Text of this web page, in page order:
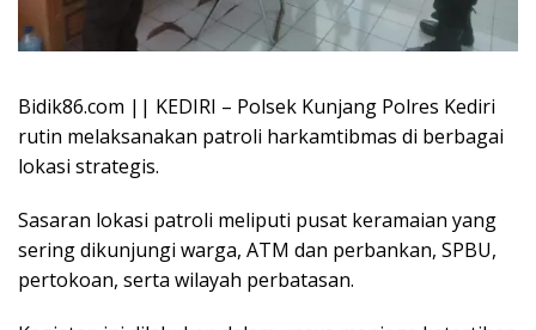
Bidik86.com || KEDIRI – Polsek Kunjang Polres Kediri
rutin melaksanakan patroli harkamtibmas di berbagai
lokasi strategis.
Sasaran lokasi patroli meliputi pusat keramaian yang
sering dikunjungi warga, ATM dan perbankan, SPBU,
pertokoan, serta wilayah perbatasan.